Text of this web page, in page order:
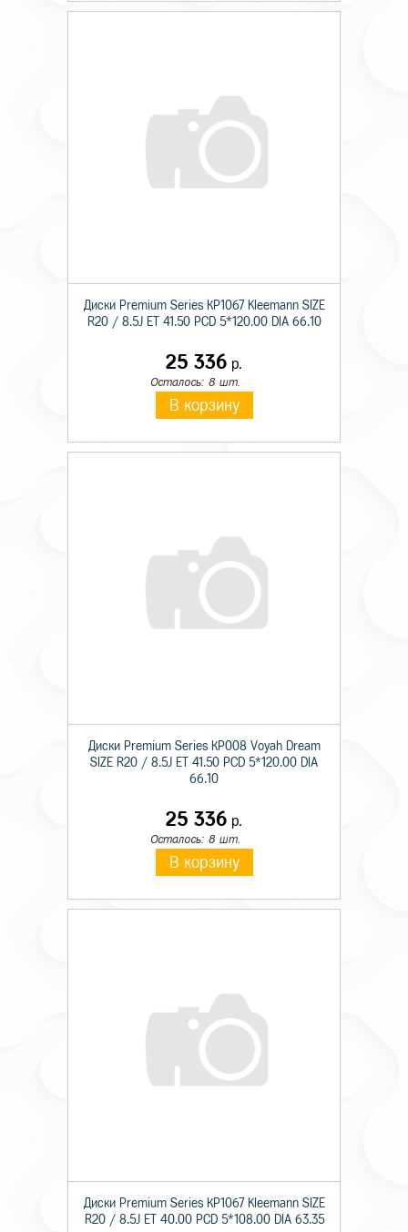
Диски Premium Series КР1067 Kleemann SIZE
R20 / 8.5J ET 41.50 PCD 5*120.00 DIA 66.10
25 336 р.
Осталось: 8 шт.
В корзину
Диски Premium Series КР008 Voyah Dream
SIZE R20 / 8.5J ET 41.50 PCD 5*120.00 DIA
66.10
25 336 р.
Осталось: 8 шт.
В корзину
Диски Premium Series КР1067 Kleemann SIZE
R20 / 8.5J ET 40.00 PCD 5*108.00 DIA 63.35